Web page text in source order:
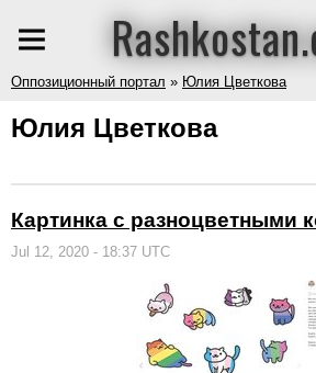
Оппозиционный портал » Юлия Цветкова
Юлия Цветкова
Картинка с разноцветными
Jul 12, 2020 - 18:37 UTC